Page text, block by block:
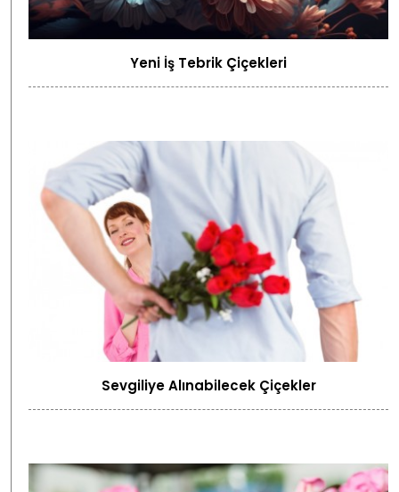
Yeni İş Tebrik Çiçekleri
Sevgiliye Alınabilecek Çiçekler